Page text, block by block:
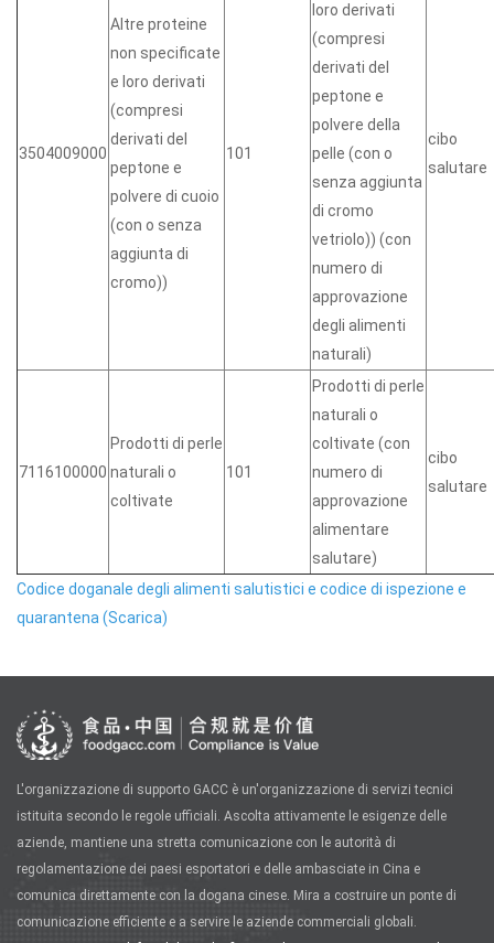
3504009000
Altre proteine
non specificate
e loro derivati
(compresi
derivati del
peptone e
polvere di cuoio
(con o senza
aggiunta di
cromo))
101
loro derivati
(compresi
derivati del
peptone e
polvere della
pelle (con o
senza aggiunta
di cromo
vetriolo)) (con
numero di
approvazione
degli alimenti
naturali)
cibo
salutare
7116100000
Prodotti di perle
naturali o
coltivate
101
Prodotti di perle
naturali o
coltivate (con
numero di
approvazione
alimentare
salutare)
cibo
salutare
Codice doganale degli alimenti salutistici e codice di ispezione e
quarantena (Scarica)
L'organizzazione di supporto GACC è un'organizzazione di servizi tecnici
istituita secondo le regole ufficiali. Ascolta attivamente le esigenze delle
aziende, mantiene una stretta comunicazione con le autorità di
regolamentazione dei paesi esportatori e delle ambasciate in Cina e
comunica direttamente con la dogana cinese. Mira a costruire un ponte di
comunicazione efficiente e a servire le aziende commerciali globali.